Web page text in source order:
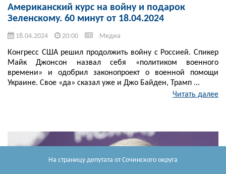
На страницу депутата от Сочинского округа
Американский курс на войну и подарок
Зеленскому. 60 минут от 18.04.2024
18.04.2024 20:00 Медиа
Конгресс США решил продолжить войну с Россией. Спикер
Майк Джонсон назвал себя «политиком военного
времени» и одобрил законопроект о военной помощи
Украине. Свое «да» сказал уже и Джо Байден, Трамп ...
Читать далее